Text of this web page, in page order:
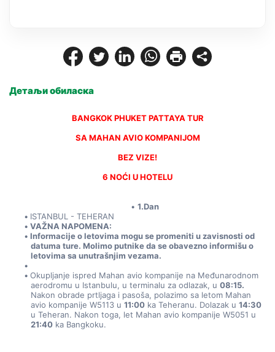
Детаљи обиласка
BANGKOK PHUKET PATTAYA TUR
SA MAHAN AVIO KOMPANIJOM
BEZ VIZE!
6 NOĆI U HOTELU
1.Dan
ISTANBUL - TEHERAN
VAŽNA NAPOMENA:
Informacije o letovima mogu se promeniti u zavisnosti od
datuma ture. Molimo putnike da se obavezno informišu o
letovima sa unutrašnjim vezama.
Okupljanje ispred Mahan avio kompanije na Međunarodnom
aerodromu u Istanbulu, u terminalu za odlazak, u 08:15.
Nakon obrade prtljaga i pasoša, polazimo sa letom Mahan
avio kompanije W5113 u 11:00 ka Teheranu. Dolazak u 14:30
21:40 ka Bangkoku.